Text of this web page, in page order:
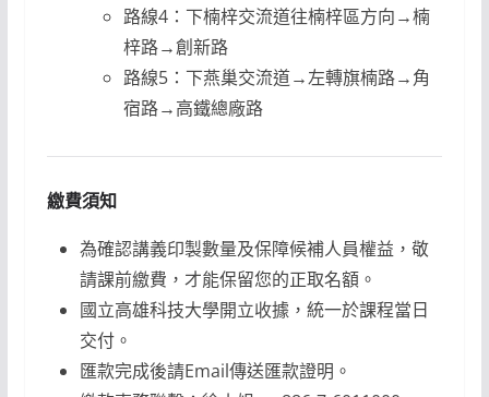
路線4：下楠梓交流道往楠梓區方向→楠
梓路→創新路
路線5：下燕巢交流道→左轉旗楠路→角
宿路→高鐵總廠路
繳費須知
為確認講義印製數量及保障候補人員權益，敬
請課前繳費，才能保留您的正取名額。
國立高雄科技大學開立收據，統一於課程當日
交付。
匯款完成後請Email傳送匯款證明。